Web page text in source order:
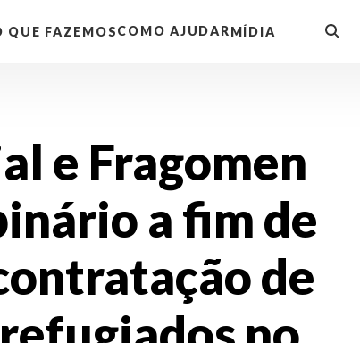
QUE FAZEMOSCOMO AJUDARMÍDIA
e Fragomen
a fim de
de